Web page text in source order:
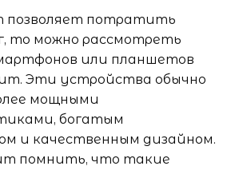
позволяет потратить
то можно рассмотреть
или планшетов
Эти устройства обычно
мощными
богатым
и качественным дизайном.
помнить, что такие